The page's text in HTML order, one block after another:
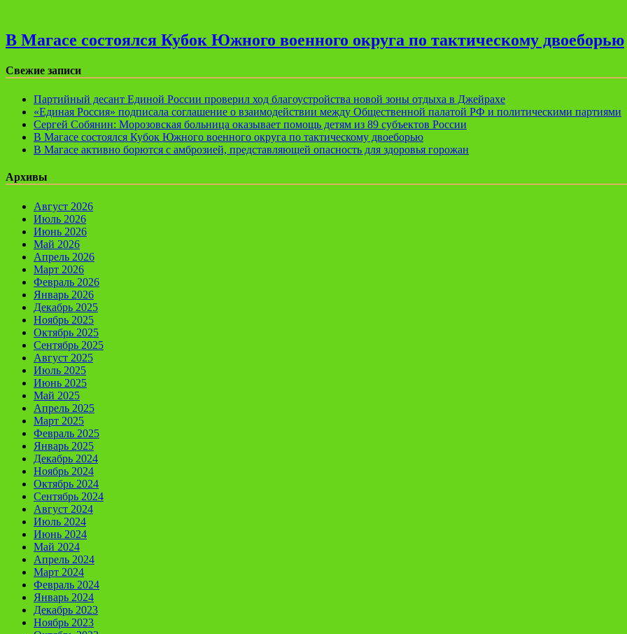
В Магасе состоялся Кубок Южного военного округа по тактическому двоеборью
Свежие записи
Партийный десант Единой России проверил ход благоустройства новой зоны отдыха в Джейрахе
«Единая Россия» подписала соглашение о взаимодействии между Общественной палатой РФ и политическими партиями
Сергей Собянин: Морозовская больница оказывает помощь детям из 89 субъектов России
В Магасе состоялся Кубок Южного военного округа по тактическому двоеборью
В Магасе активно борются с амброзией, представляющей опасность для здоровья горожан
Архивы
Август 2026
Июль 2026
Июнь 2026
Май 2026
Апрель 2026
Март 2026
Февраль 2026
Январь 2026
Декабрь 2025
Ноябрь 2025
Октябрь 2025
Сентябрь 2025
Август 2025
Июль 2025
Июнь 2025
Май 2025
Апрель 2025
Март 2025
Февраль 2025
Январь 2025
Декабрь 2024
Ноябрь 2024
Октябрь 2024
Сентябрь 2024
Август 2024
Июль 2024
Июнь 2024
Май 2024
Апрель 2024
Март 2024
Февраль 2024
Январь 2024
Декабрь 2023
Ноябрь 2023